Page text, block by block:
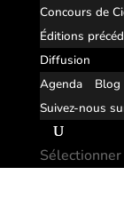
Concours de
Éditions
Diffusion
Agenda
Blog
Suivez-nous